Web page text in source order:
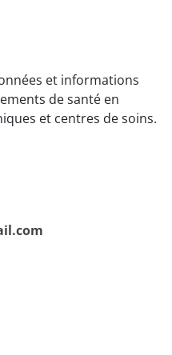
et informations
de santé en
et centres de soins.